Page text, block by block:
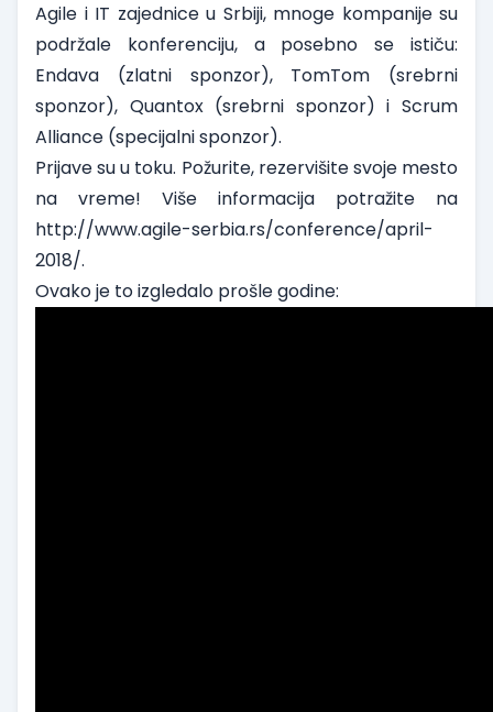
Agile i IT zajednice u Srbiji, mnoge kompanije su
podržale konferenciju, a posebno se ističu:
Endava (zlatni sponzor), TomTom (srebrni
sponzor), Quantox (srebrni sponzor) i Scrum
Alliance (specijalni sponzor).
Prijave su u toku. Požurite, rezervišite svoje mesto
na vreme! Više informacija potražite na
http://www.agile-serbia.rs/conference/april-
2018/.
Ovako je to izgledalo prošle godine: